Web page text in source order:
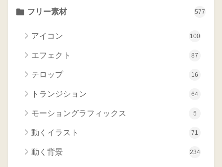
フリー素材 577
アイコン 100
エフェクト 87
テロップ 16
トランジション 64
モーショングラフィックス 5
動くイラスト 71
動く背景 234